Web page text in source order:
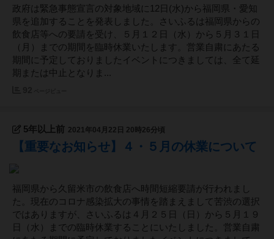
政府は緊急事態宣言の対象地域に12日(水)から福岡県・愛知
県を追加することを発表しました。さいふるは福岡県からの
飲食店等への要請を受け、５月１２日（水）から５月３１日
（月）までの期間を臨時休業いたします。営業自粛にあたる
期間に予定しておりましたイベントにつきましては、全て延
期または中止となりま...
5年以上前 2021年04月22日 20時26分頃
【重要なお知らせ】４・５月の休業について
福岡県から久留米市の飲食店へ時間短縮要請が行われまし
た。現在のコロナ感染拡大の事情を踏まえまして苦渋の選択
ではありますが、さいふるは４月２５日（日）から５月１９
日（水）までの臨時休業することにいたしました。営業自粛